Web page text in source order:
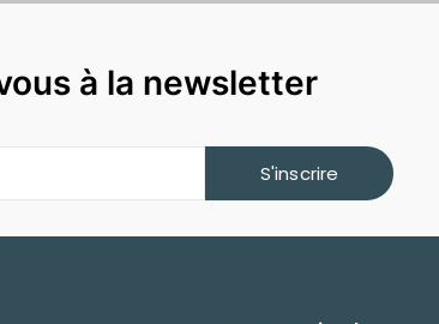
à la newsletter
S'inscrire